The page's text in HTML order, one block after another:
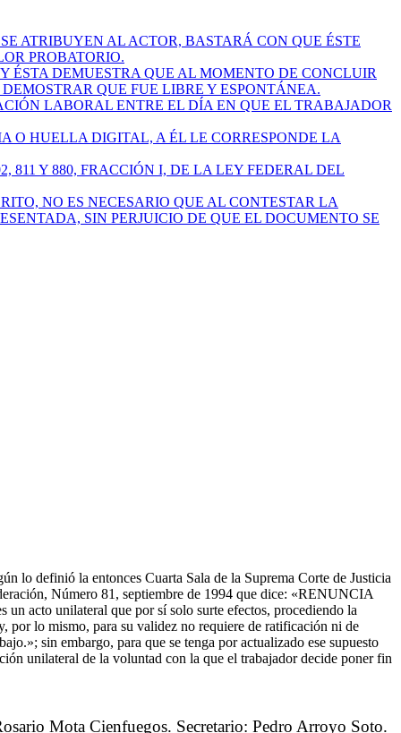
ATRIBUYEN AL ACTOR, BASTARÁ CON QUE ÉSTE
PROBATORIO.
DEMUESTRA QUE AL MOMENTO DE CONCLUIR
QUE FUE LIBRE Y ESPONTÁNEA.
LABORAL ENTRE EL DÍA EN QUE EL TRABAJADOR
O HUELLA DIGITAL, A ÉL LE CORRESPONDE LA
811 Y 880, FRACCIÓN I, DE LA LEY FEDERAL DEL
NO ES NECESARIO QUE AL CONTESTAR LA
SIN PERJUICIO DE QUE EL DOCUMENTO SE
lo definió la entonces Cuarta Sala de la Suprema Corte de Justicia
Número 81, septiembre de 1994 que dice: «RENUNCIA
acto unilateral que por sí solo surte efectos, procediendo la
por lo mismo, para su validez no requiere de ratificación ni de
sin embargo, para que se tenga por actualizado ese supuesto
unilateral de la voluntad con la que el trabajador decide poner fin
Mota Cienfuegos. Secretario: Pedro Arroyo Soto.